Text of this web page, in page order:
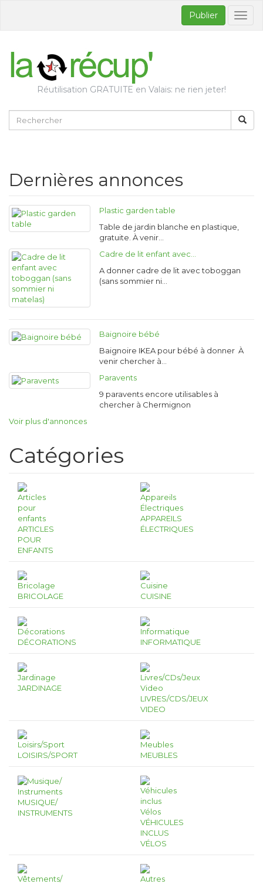
Publier
Réutilisation GRATUITE en Valais: ne rien jeter!
Dernières annonces
Plastic garden table
Table de jardin blanche en plastique,
gratuite. À venir…
Cadre de lit enfant avec…
A donner cadre de lit avec toboggan
(sans sommier ni…
Baignoire bébé
Baignoire IKEA pour bébé à donner À
venir chercher à…
Paravents
9 paravents encore utilisables à
chercher à Chermignon
Voir plus d'annonces
Catégories
ARTICLES
POUR
ENFANTS
APPAREILS
ÉLECTRIQUES
BRICOLAGE CUISINE
DÉCORATIONS INFORMATIQUE
JARDINAGE
LIVRES/CDS/JEUX
VIDEO
LOISIRS/SPORT MEUBLES
MUSIQUE/
INSTRUMENTS
VÉHICULES
INCLUS
VÉLOS